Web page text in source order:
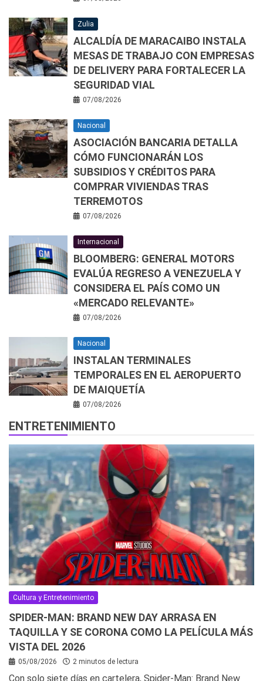
Zulia
ALCALDÍA DE MARACAIBO INSTALA
MESAS DE TRABAJO CON EMPRESAS
DE DELIVERY PARA FORTALECER LA
SEGURIDAD VIAL
07/08/2026
Nacional
ASOCIACIÓN BANCARIA DETALLA
CÓMO FUNCIONARÁN LOS
SUBSIDIOS Y CRÉDITOS PARA
COMPRAR VIVIENDAS TRAS
TERREMOTOS
07/08/2026
Internacional
BLOOMBERG: GENERAL MOTORS
EVALÚA REGRESO A VENEZUELA Y
CONSIDERA EL PAÍS COMO UN
«MERCADO RELEVANTE»
07/08/2026
Nacional
INSTALAN TERMINALES
TEMPORALES EN EL AEROPUERTO
DE MAIQUETÍA
07/08/2026
ENTRETENIMIENTO
Cultura y Entretenimiento
SPIDER-MAN: BRAND NEW DAY ARRASA EN
TAQUILLA Y SE CORONA COMO LA PELÍCULA MÁS
VISTA DEL 2026
05/08/2026 2 minutos de lectura
Con solo siete días en cartelera, Spider-Man: Brand New